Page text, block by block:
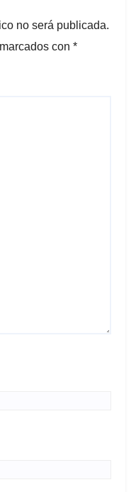
no será publicada.
con *